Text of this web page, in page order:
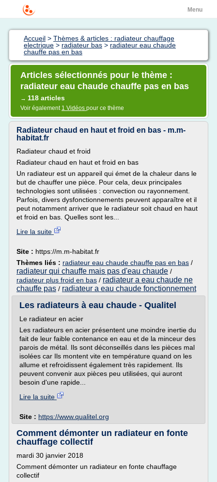
Menu
Accueil > Thèmes & articles : radiateur chauffage
electrique > radiateur bas > radiateur eau chaude
chauffe pas en bas
Articles sélectionnés pour le thème :
radiateur eau chaude chauffe pas en bas
→ 118 articles
Voir également 1 Vidéos pour ce thème
Radiateur chaud en haut et froid en bas - m.m-
habitat.fr
Radiateur chaud et froid
Radiateur chaud en haut et froid en bas
Un radiateur est un appareil qui émet de la chaleur dans le
but de chauffer une pièce. Pour cela, deux principales
technologies sont utilisées : convection ou rayonnement.
Parfois, divers dysfonctionnements peuvent apparaître et il
peut notamment arriver que le radiateur soit chaud en haut
et froid en bas. Quelles sont les...
Lire la suite
Site : https://m.m-habitat.fr
Thèmes liés : radiateur eau chaude chauffe pas en bas /
radiateur qui chauffe mais pas d'eau chaude /
radiateur plus froid en bas / radiateur a eau chaude ne
chauffe pas / radiateur a eau chaude fonctionnement
Les radiateurs à eau chaude - Qualitel
Le radiateur en acier
Les radiateurs en acier présentent une moindre inertie du
fait de leur faible contenance en eau et de la minceur des
parois de métal. Ils sont déconseillés dans les pièces mal
isolées car Ils montent vite en température quand on les
allume et refroidissent également très rapidement. Ils
peuvent convenir aux pièces peu utilisées, qui auront
besoin d'une rapide...
Lire la suite
Site : https://www.qualitel.org
Comment démonter un radiateur en fonte
chauffage collectif
mardi 30 janvier 2018
Comment démonter un radiateur en fonte chauffage
collectif